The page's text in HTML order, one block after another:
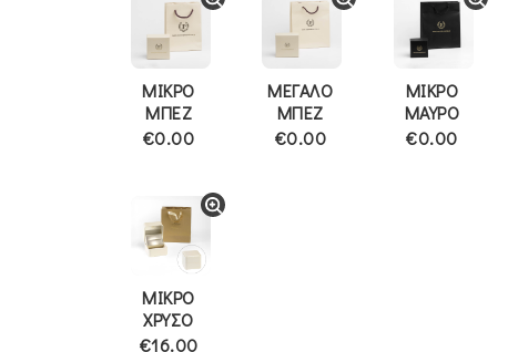
ΜΙΚΡΟ
ΜΠΕΖ
€0.00
ΜΕΓΑΛΟ
ΜΠΕΖ
€0.00
ΜΙΚΡΟ
ΜΑΥΡΟ
€0.00
ΜΙΚΡΟ
ΧΡΥΣΟ
€16.00